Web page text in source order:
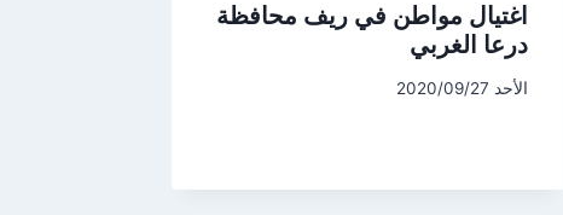
اغتيال مواطن في ريف محافظة
درعا الغربي
الأحد 2020/09/27